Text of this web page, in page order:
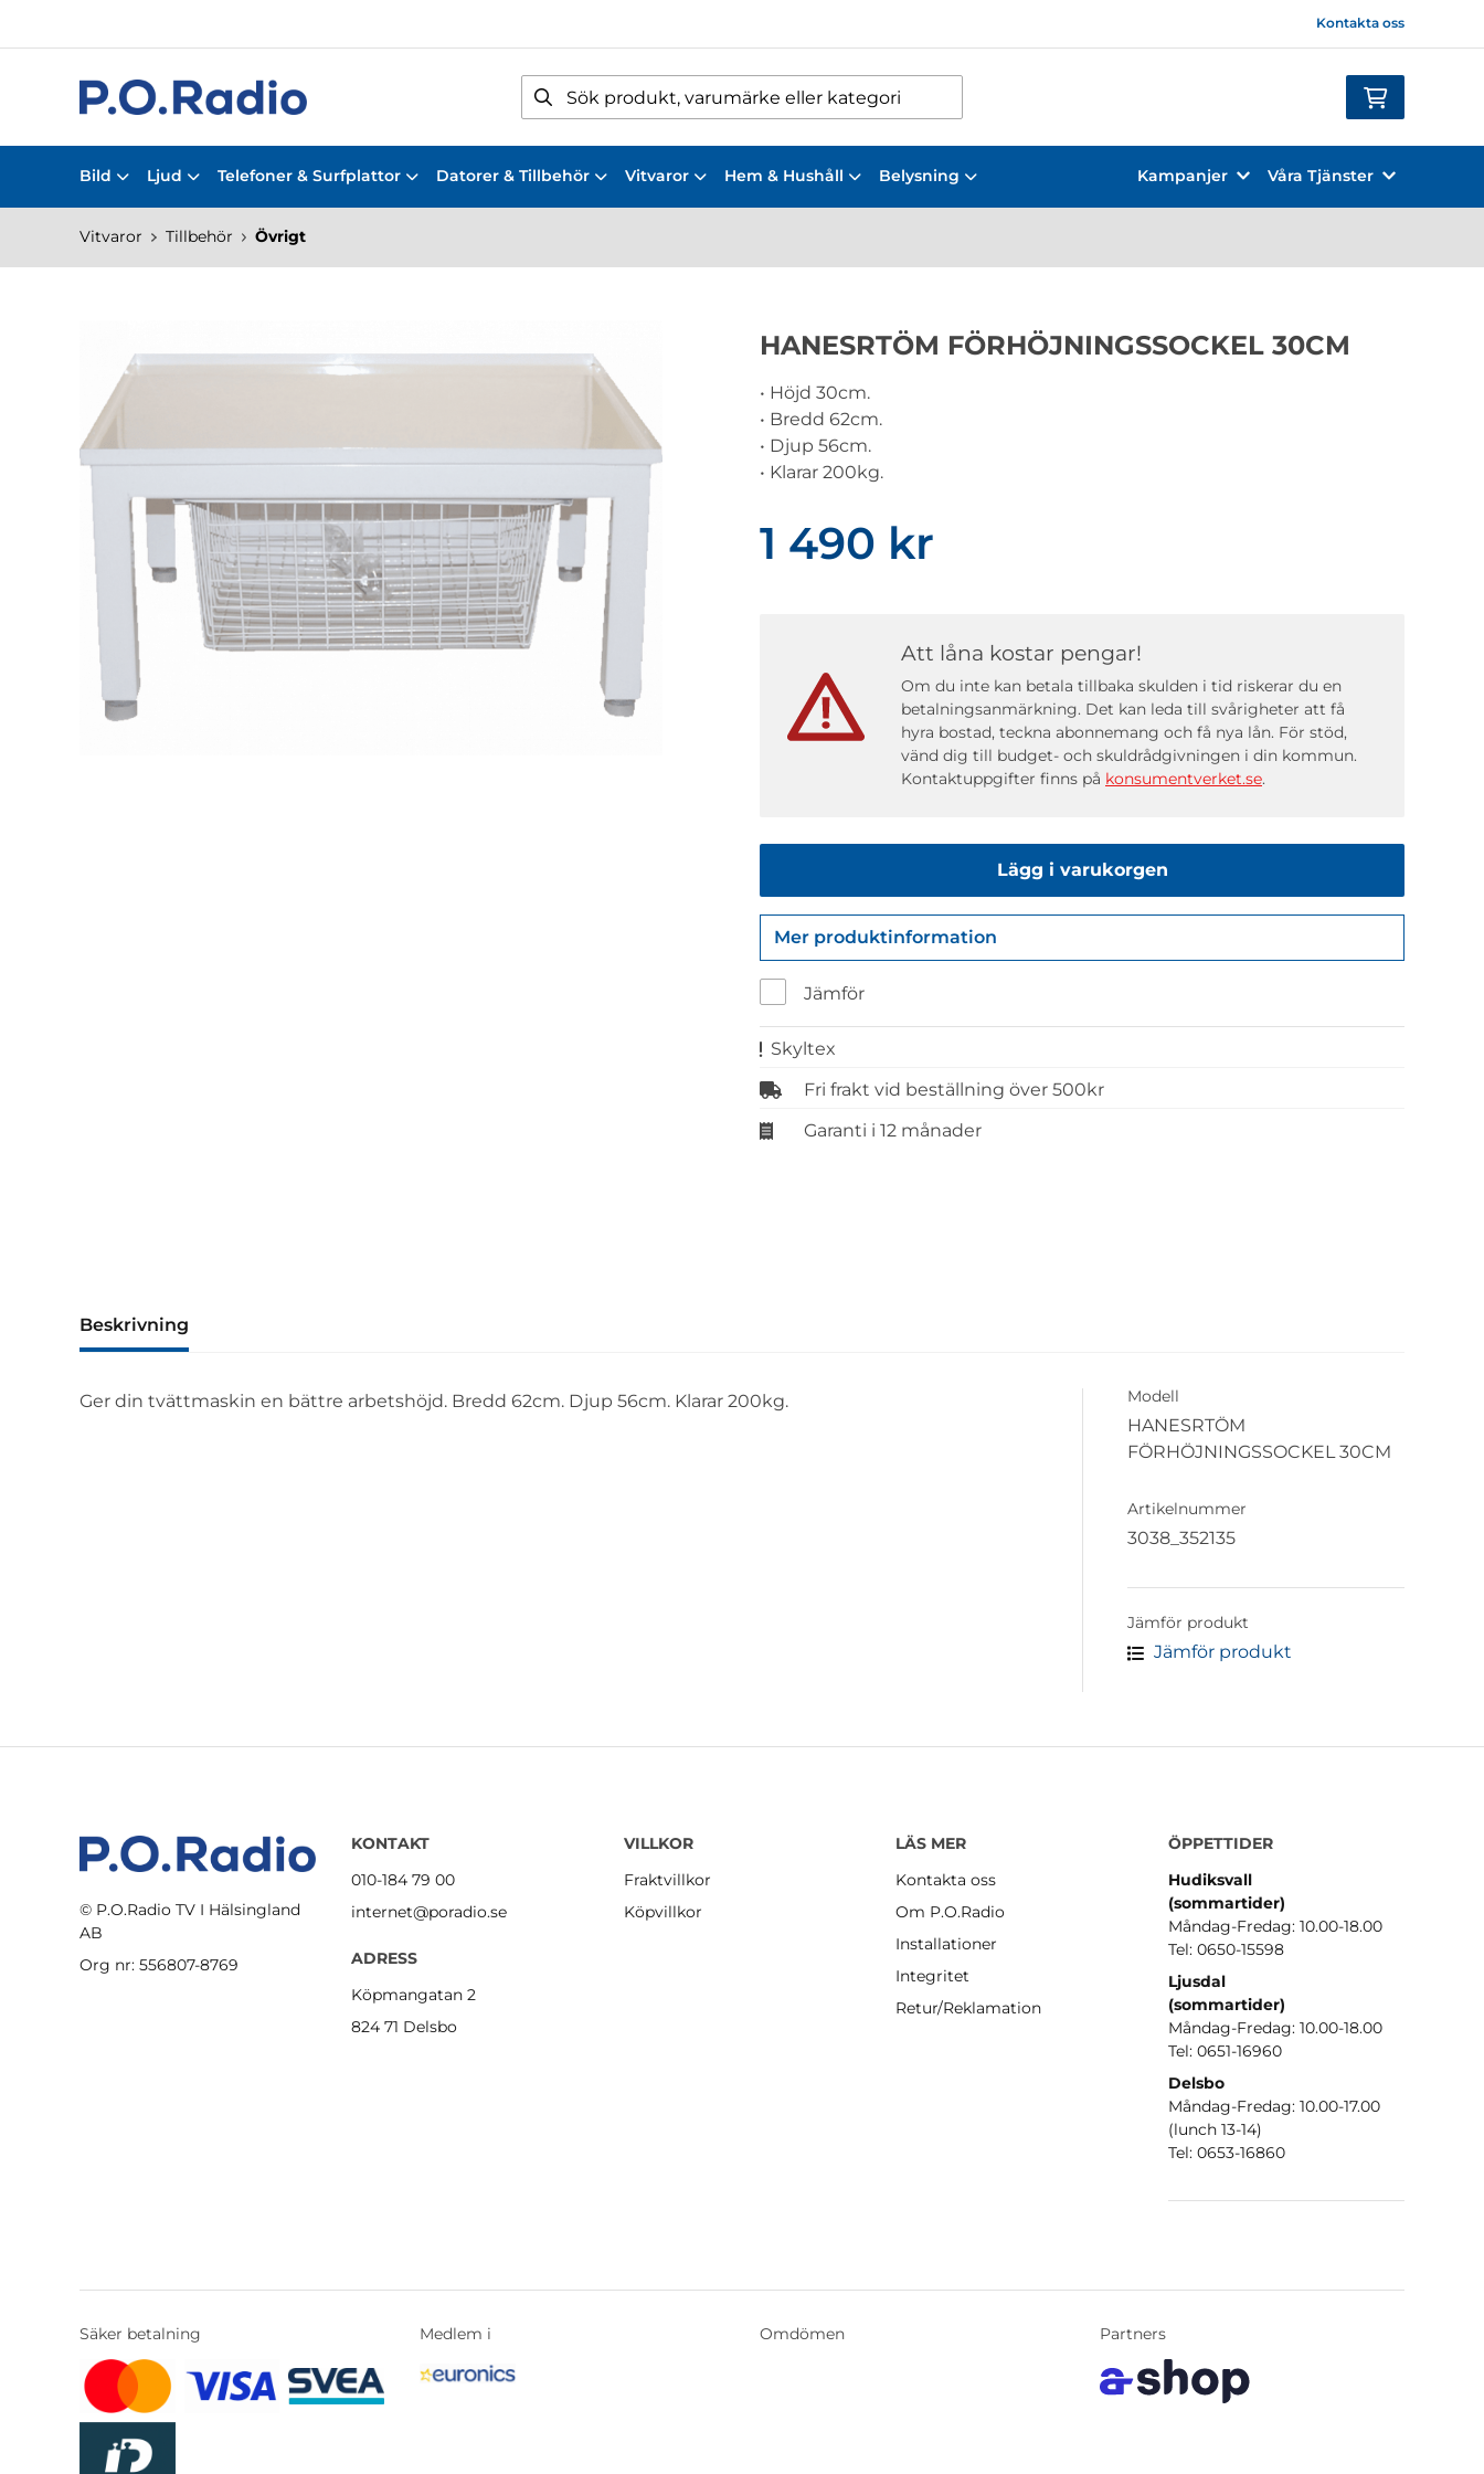
Kontakta oss
Bild Ljud Telefoner & Surfplattor Datorer & Tillbehör Vitvaror Hem & Hushåll Belysning Kampanjer Våra Tjänster
Vitvaror Tillbehör Övrigt
HANESRTÖM FÖRHÖJNINGSSOCKEL 30CM
• Höjd 30cm.
• Bredd 62cm.
• Djup 56cm.
• Klarar 200kg.
1 490 kr
Att låna kostar pengar!
Om du inte kan betala tillbaka skulden i tid riskerar du en
betalningsanmärkning. Det kan leda till svårigheter att få
hyra bostad, teckna abonnemang och få nya lån. För stöd,
vänd dig till budget- och skuldrådgivningen i din kommun.
Kontaktuppgifter finns på konsumentverket.se.
Lägg i varukorgen
Mer produktinformation
Jämför
Skyltex
Fri frakt vid beställning över 500kr
Garanti i 12 månader
Beskrivning
Ger din tvättmaskin en bättre arbetshöjd. Bredd 62cm. Djup 56cm. Klarar 200kg. Modell
HANESRTÖM
FÖRHÖJNINGSSOCKEL 30CM
Artikelnummer
3038_352135
Jämför produkt
Jämför produkt
© P.O.Radio TV I Hälsingland
AB
Org nr: 556807-8769
KONTAKT
010-184 79 00
internet@poradio.se
ADRESS
Köpmangatan 2
824 71 Delsbo
VILLKOR
Fraktvillkor
Köpvillkor
LÄS MER
Kontakta oss
Om P.O.Radio
Installationer
Integritet
Retur/Reklamation
ÖPPETTIDER
Hudiksvall
(sommartider)
Måndag-Fredag: 10.00-18.00
Tel: 0650-15598
Ljusdal
(sommartider)
Måndag-Fredag: 10.00-18.00
Tel: 0651-16960
Delsbo
Måndag-Fredag: 10.00-17.00
(lunch 13-14)
Tel: 0653-16860
Säker betalning Medlem i Omdömen Partners